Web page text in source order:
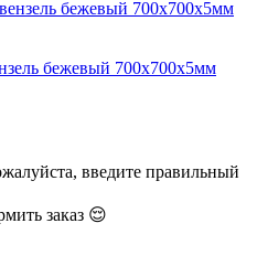
бежевый 700x700x5мм
введите правильный
заказ 😌